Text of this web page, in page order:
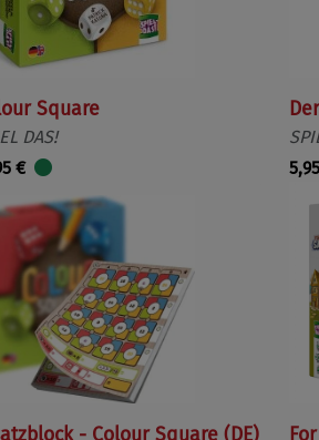
Square
DAS!
€
- Colour Square (DE)